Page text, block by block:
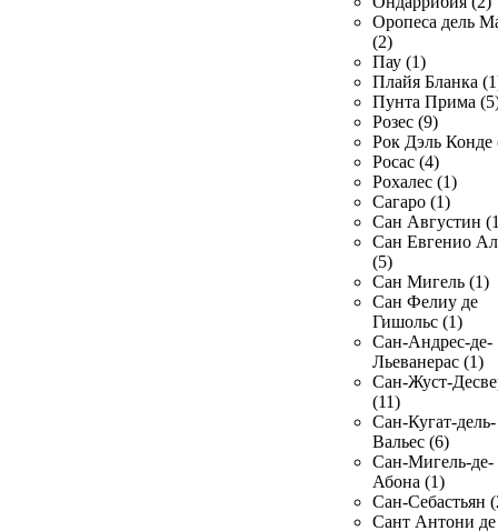
Оропеса дель
(2)
Пау (1)
Плайя Бланка
Пунта Прима
Розес (9)
Рок Дэль Конде
Росас (4)
Рохалес (1)
Сагаро (1)
Сан Августин
Сан Евгенио
(5)
Сан Мигель (1)
Сан Фелиу де
Гишольс (1)
Сан-Андрес-де-
Льеванерас (1)
Сан-Жуст-
(11)
Сан-Кугат-дель-
Вальес (6)
Сан-Мигель-де-
Абона (1)
Сан-Себастьян
Сант Антони де